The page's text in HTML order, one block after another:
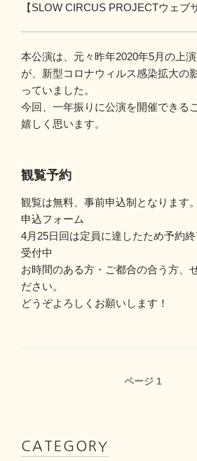
【SLOW CIRCUS PROJECTウェブ
本公演は、元々昨年2020年5月の上
が、新型コロナウィルス感染拡大の
っていました。
今回、一年振りに公演を開催できる
嬉しく思います。
観覧予約
観覧は無料、事前申込制となります。
申込フォーム
4月25日回は定員に達したため予約
受付中
お時間のある方・ご都合の合う方、
ださい。
どうぞよろしくお願いします！
ビ
ゲ
ページ 1
CATEGORY